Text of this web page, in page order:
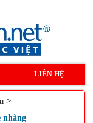
LIÊN HỆ
>
nhàng